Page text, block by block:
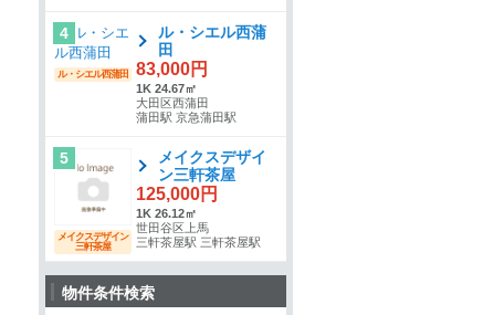
4
ル・シエル西蒲田
ル・シエル西蒲
田
83,000円
1K 24.67㎡
大田区西蒲田
蒲田駅 京急蒲田駅
5
メイクスデザイン
三軒茶屋
メイクスデザイ
ン三軒茶屋
125,000円
1K 26.12㎡
世田谷区上馬
三軒茶屋駅 三軒茶屋駅
物件条件検索